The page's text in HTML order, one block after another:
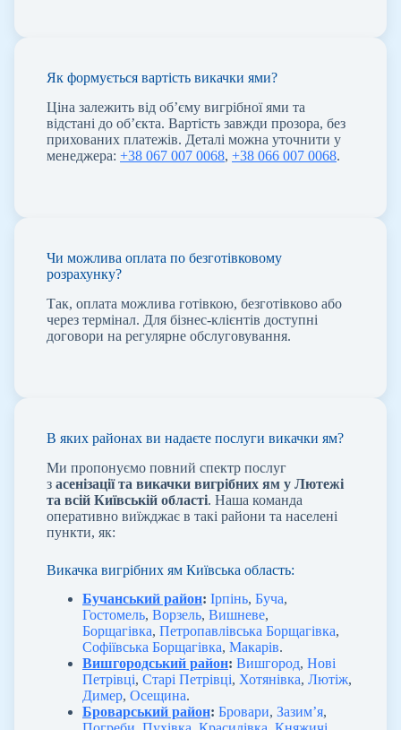
Як формується вартість викачки ями?
Ціна залежить від об’єму вигрібної ями та
відстані до об’єкта. Вартість завжди прозора, без
прихованих платежів. Деталі можна уточнити у
менеджера: +38 067 007 0068, +38 066 007 0068.
Чи можлива оплата по безготівковому
розрахунку?
Так, оплата можлива готівкою, безготівково або
через термінал. Для бізнес-клієнтів доступні
договори на регулярне обслуговування.
В яких районах ви надаєте послуги викачки ям?
Ми пропонуємо повний спектр послуг
з асенізації та викачки вигрібних ям у Лютежі
та всій Київській області. Наша команда
оперативно виїжджає в такі райони та населені
пункти, як:
Викачка вигрібних ям Київська область:
Бучанський район: Ірпінь, Буча,
Гостомель, Ворзель, Вишневе,
Борщагівка, Петропавлівська Борщагівка,
Софіївська Борщагівка, Макарів.
Вишгородський район: Вишгород, Нові
Петрівці, Старі Петрівці, Хотянівка, Лютіж,
Димер, Осещина.
Броварський район: Бровари, Зазим’я,